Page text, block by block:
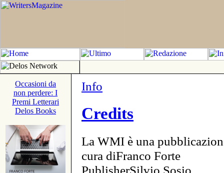
Occasioni da
non perdere: I
Premi Letterari
Delos Books
Info
Credits
La WMI è una
cura diFranco Forte
PublisherSilvio Sosio